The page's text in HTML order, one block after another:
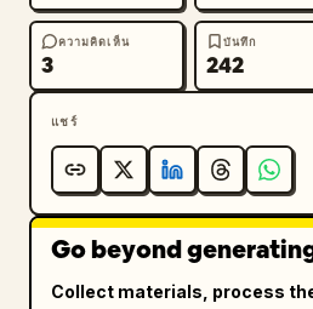
ตตาล็อกแฟชั่นที่เป็นธรรมชาติ; ภา
อย่างกระชับ","quality":"การเรน
ละเอียดสูง, การทิ้งตัวของผ้าที่สม
ความคิดเห็น
3
บันทึก
242
แชร์
Go beyond
Collect materials, process